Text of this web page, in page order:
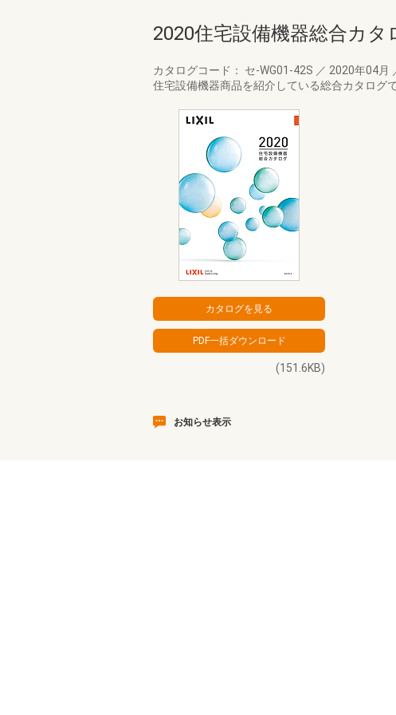
2020住宅設備機器総合カタ
カタログコード： セ-WG01-42S ／ 2020年04月
住宅設備機器商品を紹介している総合カタログ
(151.6KB)
お知らせ表示